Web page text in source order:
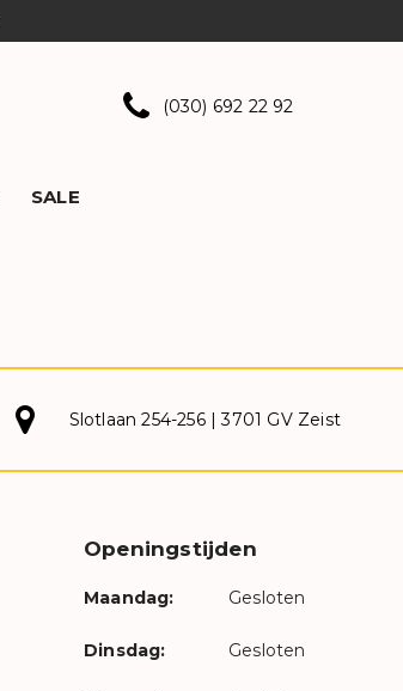
(030) 692 22 92
SALE
Slotlaan 254-256 | 3701 GV Zeist
Openingstijden
Maandag: Gesloten
Dinsdag: Gesloten